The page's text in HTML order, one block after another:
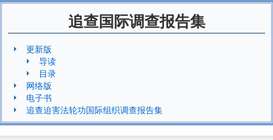
追查国际调查报告集
更新版
导读
目录
网络版
电子书
追查迫害法轮功国际组织调查报告集